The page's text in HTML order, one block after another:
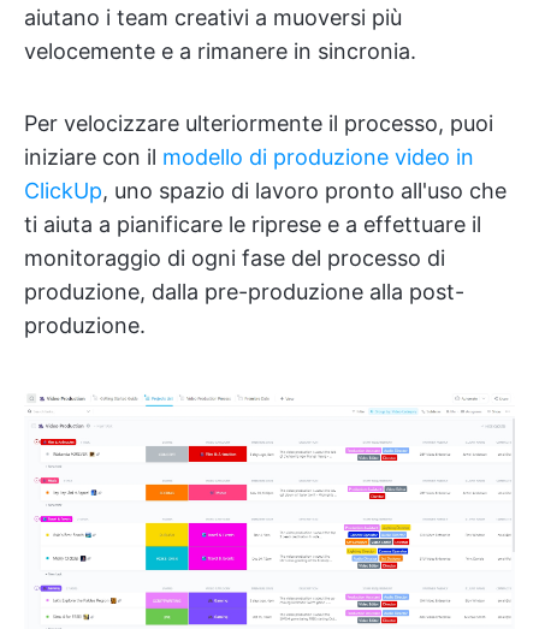
aiutano i team creativi a muoversi più
velocemente e a rimanere in sincronia.
Per velocizzare ulteriormente il processo, puoi
iniziare con il modello di produzione video in
ClickUp, uno spazio di lavoro pronto all'uso che
ti aiuta a pianificare le riprese e a effettuare il
monitoraggio di ogni fase del processo di
produzione, dalla pre-produzione alla post-
produzione.